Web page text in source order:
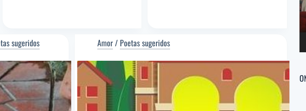
[Poeta
sugerido]
Ramirez
[Poeta
sugerido]
sugeridos Amor/ Poetas sugeridos